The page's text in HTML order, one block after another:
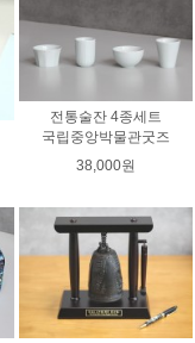
전통술잔 4종세트
국립중앙박물관굿즈
38,000원